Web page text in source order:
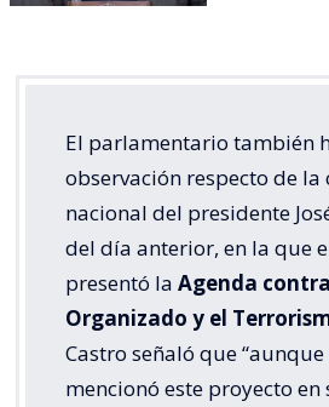
El parlamentario también
observación respecto de la
nacional del presidente
del día anterior, en la que
presentó la Agenda
Organizado y el
Castro señaló que
mencionó este proyecto